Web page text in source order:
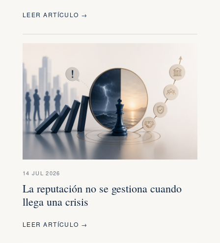
LEER ARTÍCULO →
14 JUL 2026
La reputación no se gestiona cuando
llega una crisis
LEER ARTÍCULO →